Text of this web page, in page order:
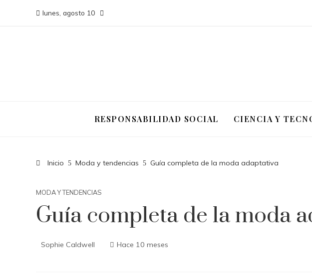
lunes, agosto 10
RESPONSABILIDAD SOCIAL CIENCIA Y
Inicio Moda y tendencias Guía completa de la moda adaptativa
MODA Y TENDENCIAS
Guía completa de la moda
Sophie Caldwell Hace 10 meses